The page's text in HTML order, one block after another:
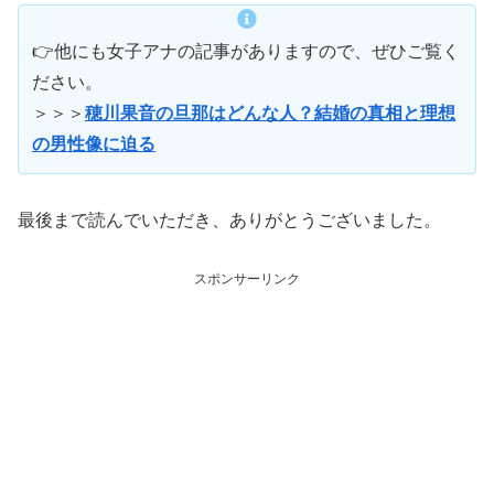
👉他にも女子アナの記事がありますので、ぜひご覧く
ださい。
＞＞＞ 穂川果音の旦那はどんな人？結婚の真相と理想
の男性像に迫る
最後まで読んでいただき、ありがとうございました。
スポンサーリンク